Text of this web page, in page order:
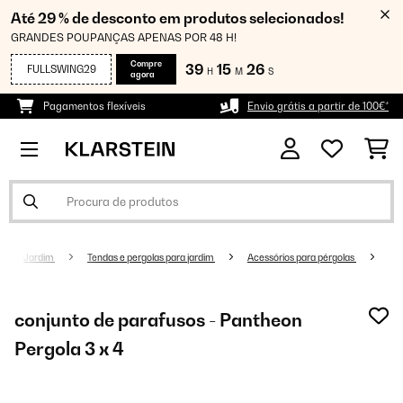
Até 29 % de desconto em produtos selecionados!
GRANDES POUPANÇAS APENAS POR 48 H!
FULLSWING29
Compre
agora
39 H 15 M 25 S
Pagamentos flexíveis Envio grátis a partir de 100€*
Jardim Tendas e pergolas para jardim Acessórios para pérgolas
conjunto de parafusos - Pantheon
Pergola 3 x 4